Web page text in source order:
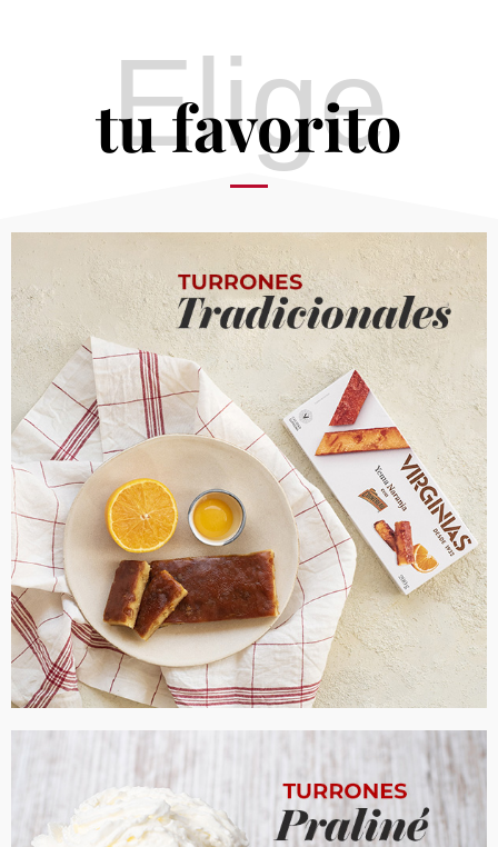
Elige
tu favorito